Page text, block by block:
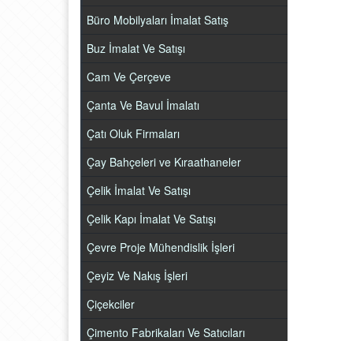
Büro Mobilyaları İmalat Satış
Buz İmalat Ve Satışı
Cam Ve Çerçeve
Çanta Ve Bavul İmalatı
Çatı Oluk Firmaları
Çay Bahçeleri ve Kıraathaneler
Çelik İmalat Ve Satışı
Çelik Kapı İmalat Ve Satışı
Çevre Proje Mühendislik İşleri
Çeyiz Ve Nakış İşleri
Çiçekciler
Çimento Fabrikaları Ve Satıcıları